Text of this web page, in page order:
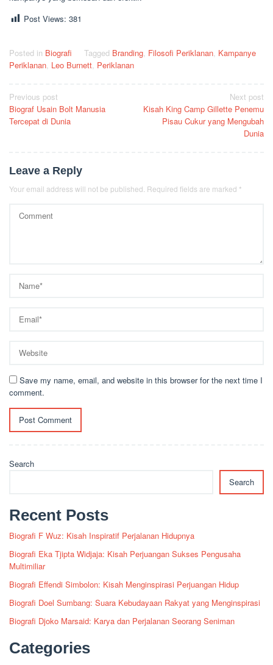
Post Views: 381
Posted in Biografi Tagged Branding, Filosofi Periklanan, Kampanye
Periklanan, Leo Burnett, Periklanan
Post
navigation
Previous post
Biograf Usain Bolt Manusia
Tercepat di Dunia
Next post
Kisah King Camp Gillette Penemu
Pisau Cukur yang Mengubah
Dunia
Leave a Reply
Your email address will not be published. Required fields are marked *
Save my name, email, and website in this browser for the next time I
comment.
Search
Search
Recent Posts
Biografi F Wuz: Kisah Inspiratif Perjalanan Hidupnya
Biografi Eka Tjipta Widjaja: Kisah Perjuangan Sukses Pengusaha
Multimiliar
Biografi Effendi Simbolon: Kisah Menginspirasi Perjuangan Hidup
Biografi Doel Sumbang: Suara Kebudayaan Rakyat yang Menginspirasi
Biografi Djoko Marsaid: Karya dan Perjalanan Seorang Seniman
Categories